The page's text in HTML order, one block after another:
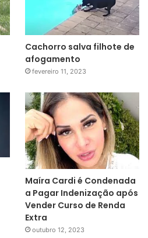
Cachorro salva filhote de
afogamento
fevereiro 11, 2023
Maíra Cardi é Condenada
a Pagar Indenização após
Vender Curso de Renda
Extra
outubro 12, 2023